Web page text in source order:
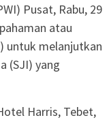
Pusat, Rabu, 29
atau
untuk melanjutkan
(SJI) yang
Harris, Tebet,